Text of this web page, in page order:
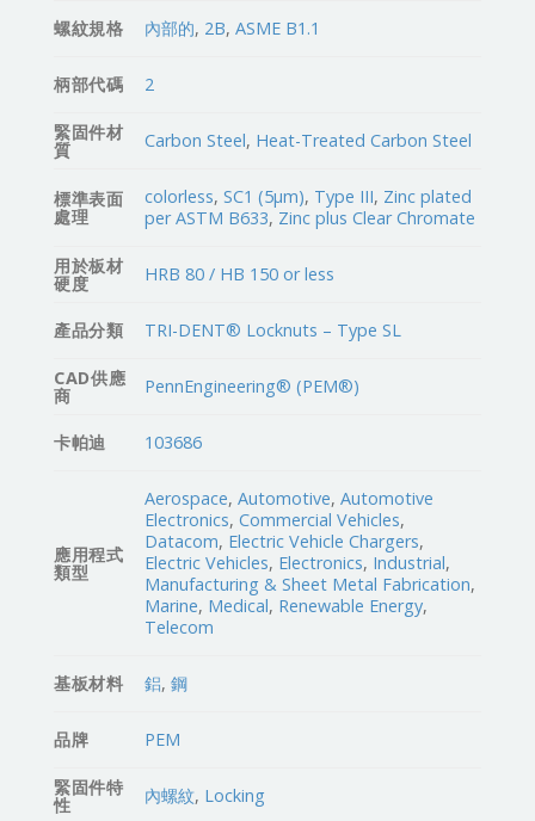
螺紋規格 內部的, 2B,ASME B1.1
柄部代碼 2
緊固件材
質 Carbon Steel, Heat-Treated Carbon Steel
標準表面
處理
colorless,SC1 (5µm), Type III, Zinc plated
per ASTM B633, Zinc plus Clear Chromate
用於板材
硬度 HRB 80 / HB 150 or less
產品分類 TRI-DENT® Locknuts – Type SL
CAD供應
商 PennEngineering® (PEM®)
卡帕迪 103686
應用程式
類型
Aerospace,Automotive,Automotive
Electronics,Commercial Vehicles,
Datacom, Electric Vehicle Chargers,
Electric Vehicles, Electronics, Industrial,
Manufacturing & Sheet Metal Fabrication,
Marine, Medical, Renewable Energy,
Telecom
基板材料 鋁,鋼
品牌 PEM
緊固件特
性 內螺紋, Locking